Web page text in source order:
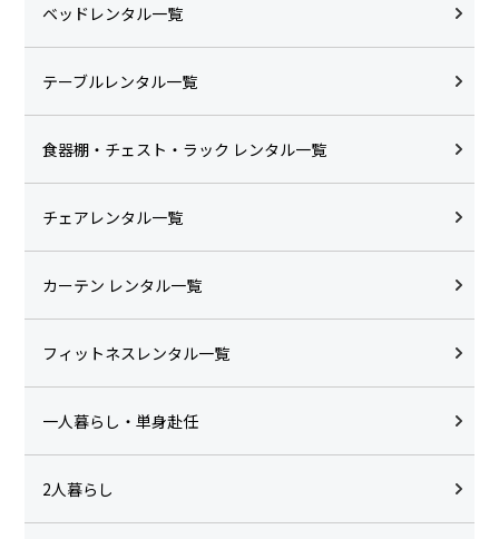
ベッドレンタル一覧
テーブルレンタル一覧
食器棚・チェスト・ラック レンタル一覧
チェアレンタル一覧
カーテン レンタル一覧
フィットネスレンタル一覧
一人暮らし・単身赴任
2人暮らし